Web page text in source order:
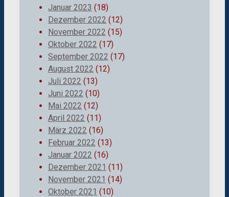
Januar 2023 (18)
Dezember 2022 (12)
November 2022 (15)
Oktober 2022 (17)
September 2022 (17)
August 2022 (12)
Juli 2022 (13)
Juni 2022 (10)
Mai 2022 (12)
April 2022 (11)
März 2022 (16)
Februar 2022 (13)
Januar 2022 (16)
Dezember 2021 (11)
November 2021 (14)
Oktober 2021 (10)